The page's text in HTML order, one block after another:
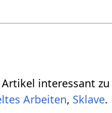
interessant zu
Arbeiten, Sklave.